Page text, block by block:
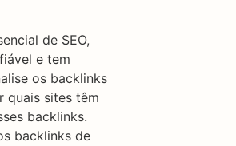
de SEO,
e tem
os backlinks
quais sites têm
backlinks.
backlinks de